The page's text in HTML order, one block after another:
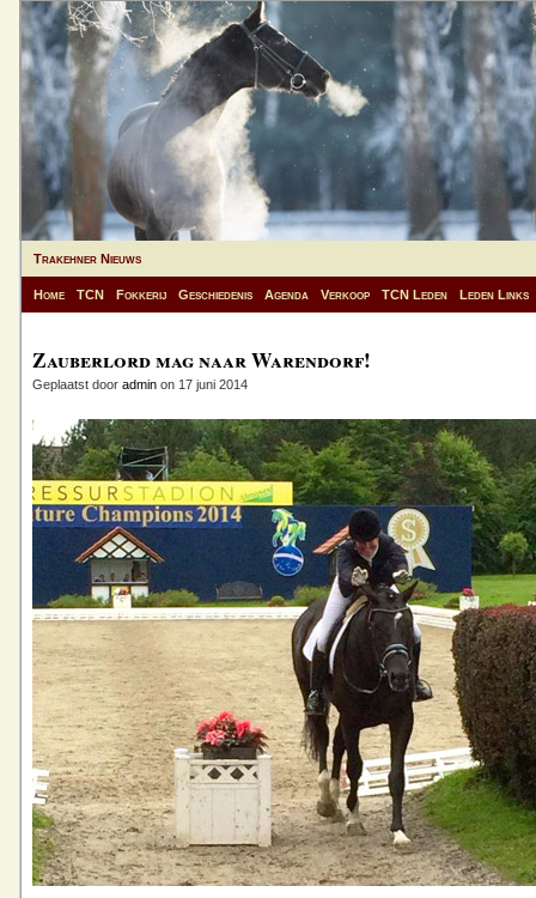
Trakehner Nieuws
Home TCN Fokkerij Geschiedenis Agenda Verkoop TCN Leden Leden Links
Zauberlord mag naar Warendorf!
Geplaatst door admin on 17 juni 2014